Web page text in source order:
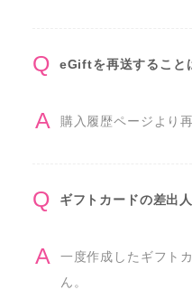
eGiftを再送すること
購入履歴ページより
ギフトカードの差出
一度作成したギフト
ん。